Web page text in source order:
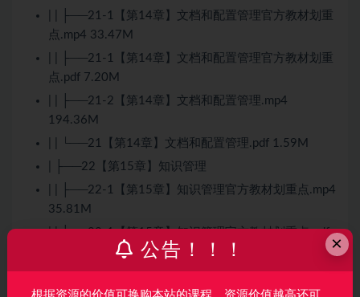
| | ├──21-1【第14章】文档和配置管理官方教材划重
点.mp4 33.47M
| | ├──21-1【第14章】文档和配置管理官方教材划重
点.pdf 7.20M
| | ├──21-2【第14章】文档和配置管理.mp4
194.36M
| | └──21【第14章】文档和配置管理.pdf 1.59M
| ├──22【第15章】知识管理
| | ├──22-1【第15章】知识管理官方教材划重点.mp4
35.81M
| | ├──22-1【第15章】知识管理官方教材划重点.pdf
| | ├──22-2【第15章】知识管理.mp4 96.35M
×
公告！！！